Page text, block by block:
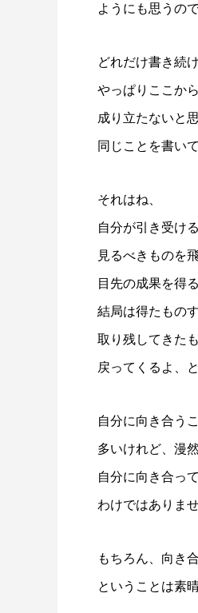
ようにも思うので
どれだけ書き続
やっぱりここか
成り立たないと
同じことを書い
それはね、
自分が引き受け
見るべきものを
目先の成果を得
結局は得たもの
取り残してきた
戻ってくるよ、
自分に向き合う
多いけれど、漫
自分に向き合っ
わけではありませ
もちろん、向き
ということは素